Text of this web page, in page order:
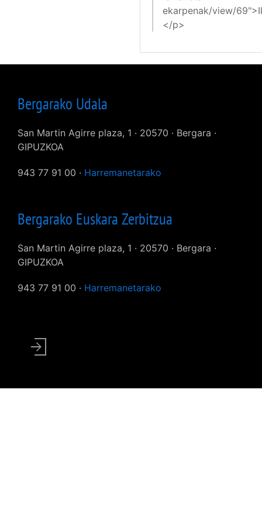
ekarpenak/view/
</p>
Bergarako Udala
San Martin Agirre plaza, 1 · 20570 · Bergara ·
GIPUZKOA
943 77 91 00 · Harremanetarako
Bergarako Euskara Zerbitzua
San Martin Agirre plaza, 1 · 20570 · Bergara ·
GIPUZKOA
943 77 91 00 · Harremanetarako
User
account